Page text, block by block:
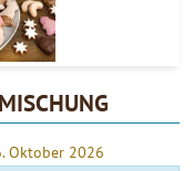
Oktober 2026